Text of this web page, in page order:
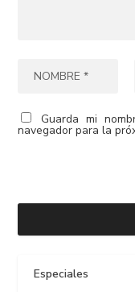
Guarda mi
navegador para la
Especiales